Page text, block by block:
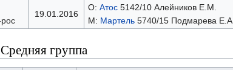
19.01.2016
О: Атос5142/10 Алейников Е.М.
М: Мартель5740/15 Подмарева Е.А
группа